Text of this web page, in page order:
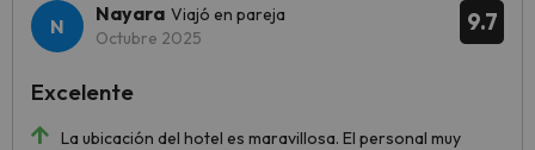
9.7
Nayara Viajó en pareja
Octubre 2025
La ubicación del hotel es maravillosa. El personal muy
Excelente